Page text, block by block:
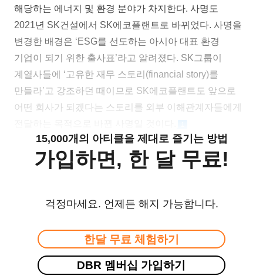
해당하는 에너지 및 환경 분야가 차지한다. 사명도
2021년 SK건설에서 SK에코플랜트로 바뀌었다. 사명을
변경한 배경은 ‘ESG를 선도하는 아시아 대표 환경
기업이 되기 위한 출사표’라고 알려졌다. SK그룹이
계열사들에 ‘고유한 재무 스토리(financial story)를
만들라’고 강조하던 때이므로 SK에코플랜트도 앞으로
어떤 회사가 되겠다는 스토리를 외부 이해관계자들에게
15,000개의 아티클을 제대로 즐기는 방법
가입하면, 한 달 무료!
걱정마세요. 언제든 해지 가능합니다.
한달 무료 체험하기
DBR 멤버십 가입하기